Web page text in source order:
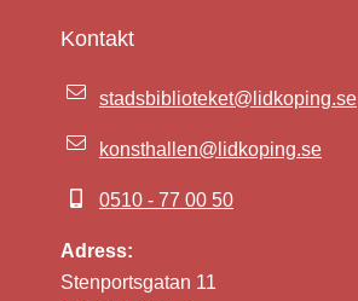
Kontakt
stadsbiblioteket@lidkoping.se
konsthallen@lidkoping.se
0510 - 77 00 50
Adress:
Stenportsgatan 11